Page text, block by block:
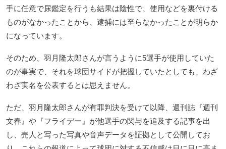
手に任意で尿鑑定を行うも結果は陰性で、使用などを裏付ける
ものがなかったことから、逮捕には至らなかったことが明らか
になっています。
そのため、羽月隆太郎さんが言うように5選手が使用していた
のが事実で、それを球団サイドが把握していたとしても、わざ
わざ実名を公表するとは思えません。
ただ、羽月隆太郎さんが有罪判決を受けて以降、週刊誌『週刊
文春』や『フライデー』が他選手の関与を追及する記事を出
し、売人と写った写真や音声データを証拠として公開してお